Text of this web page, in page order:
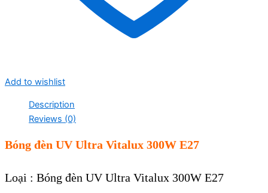
Add to wishlist
Description
Reviews (0)
Bóng đèn UV Ultra Vitalux 300W E27
Loại : Bóng đèn UV Ultra Vitalux 300W E27